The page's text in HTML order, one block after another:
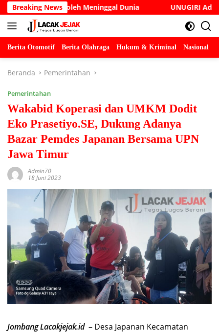
Langsung
ke
konten
Breaking News
Soleh Meninggal Dunia UNUGIRI Adakan Seminar
Berita Otomotif Berita Olahraga Hukum & Kriminal Nasional
Beranda Pemerintahan
Pemerintahan
Wakabid Koperasi dan UMKM Dodit
Eko Prasetiyo.SE, Dukung Adanya
Bazar Pemdes Japanan Bersama UPN
Jawa Timur
Admin70
18 Juni 2023
Jombang Lacakjejak.id– Desa Japanan Kecamatan